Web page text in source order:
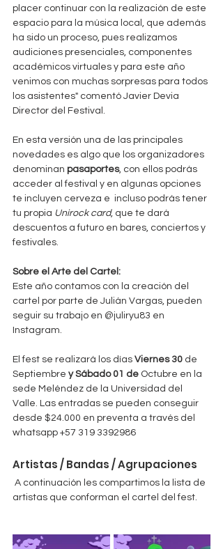
placer continuar con la realización de este
espacio para la música local, que además
ha sido un proceso, pues realizamos
audiciones presenciales, componentes
académicos virtuales y para este año
venimos con muchas sorpresas para todos
los asistentes" comentó Javier Devia
Director del Festival.
En esta versión una de las principales
novedades es algo que los organizadores
denominan pasaportes, con ellos podrás
acceder al festival y en algunas opciones
te incluyen cerveza e  incluso podrás tener
tu propia Unirock card, que te dará
descuentos a futuro en bares, conciertos y
festivales.
Sobre el Arte del Cartel:
Este año contamos con la creación del
cartel por parte de Julián Vargas, pueden
seguir su trabajo en @juliryu83 en
Instagram.
El fest se realizará los días Viernes 30 de
Septiembre y Sábado 01 de Octubre en la
sede Meléndez de la Universidad del
Valle. Las entradas se pueden conseguir
desde $24.000 en preventa a través del
whatsapp +57 319 3392986
Artistas / Bandas / Agrupaciones
artistas que conforman el cartel del fest.